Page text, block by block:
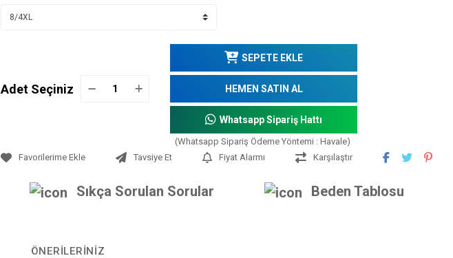
Adet Seçiniz
SEPETE EKLE
HEMEN SATIN AL
Whatsapp Sipariş Hattı
(Whatsapp Sipariş Ödeme Yöntemi : Havale)
Tavsiye Et
Fiyat Alarmı Karşılaştır
Sıkça Sorulan Sorular Beden Tablosu
ÖNERILERINIZ